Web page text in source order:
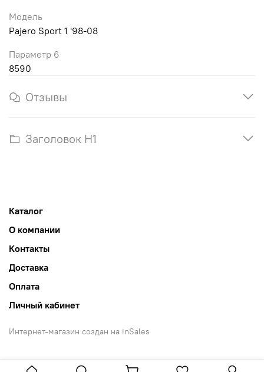
Модель
Pajero Sport 1 '98-08
Параметр 6
8590
Отзывы
Заголовок H1
Каталог
О компании
Контакты
Доставка
Оплата
Личный кабинет
Интернет-магазин создан на inSales